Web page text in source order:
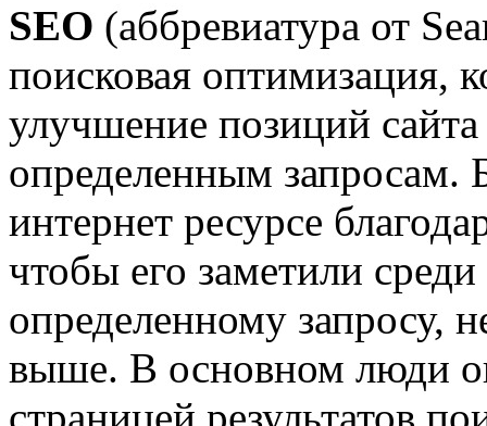
SEO (аббревиатура от
поисковая оптимизация,
улучшение позиций
определенным запросам.
интернет ресурсе
чтобы его заметили
определенному запросу,
выше. В основном люди
страницей результатов